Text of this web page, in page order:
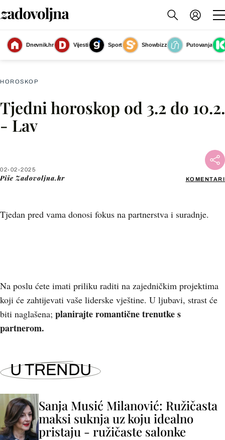
Dnevnik.hr Vijesti Sport Showbizz
Putovanja
Tjedni horoskop za veljaču - 10
(Foto: Zadovoljna.hr)
HOROSKOP
Tjedni horoskop od 3.2 do 10.2.
- Lav
02-02-2025
Piše Zadovoljna.hr KOMENTARI
Tjedan pred vama donosi fokus na partnerstva i suradnje.
Facebook
Na poslu ćete imati priliku raditi na zajedničkim projektima
koji će zahtijevati vaše liderske vještine. U ljubavi, strast će
biti naglašena; planirajte romantične trenutke s
partnerom.
U TRENDU
Sanja Musić Milanović: Ružičasta
maksi suknja uz koju idealno
pristaju - ružičaste salonke